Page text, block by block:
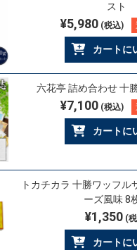
スト
¥5,980(税込)
カートに
六花亭 詰め合わせ 十
¥7,100(税込)
カートに
トカチカラ 十勝ワッフル
ーズ風味 8
¥1,350 (
カートに